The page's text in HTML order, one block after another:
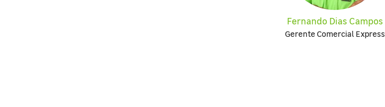
Fernando Dias Campos
Gerente Comercial Express